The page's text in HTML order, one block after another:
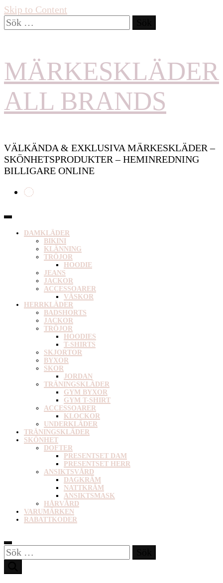
Skip to Content
Sök
efter:
MÄRKESKLÄDER
ALL BRANDS
VÄLKÄNDA & EXKLUSIVA MÄRKESKLÄDER –
SKÖNHETSPRODUKTER – HEMINREDNING
BILLIGARE ONLINE
DAMKLÄDER
BIKINI
KLÄNNING
TRÖJOR
HOODIE
JEANS
JACKOR
ACCESSOARER
VÄSKOR
HERRKLÄDER
BADSHORTS
JACKOR
TRÖJOR
HOODIES
T-SHIRTS
SKJORTOR
BYXOR
SKOR
JORDAN
TRÄNINGSKLÄDER
GYM BYXOR
GYM T-SHIRT
ACCESSOARER
KLOCKOR
UNDERKLÄDER
TRÄNINGSKLÄDER
SKÖNHET
DOFTER
PRESENTSET DAM
PRESENTSET HERR
ANSIKTSVÅRD
DAGKRÄM
NATTKRÄM
ANSIKTSMASK
HÅRVÅRD
VARUMÄRKEN
RABATTKODER
Sök
efter: